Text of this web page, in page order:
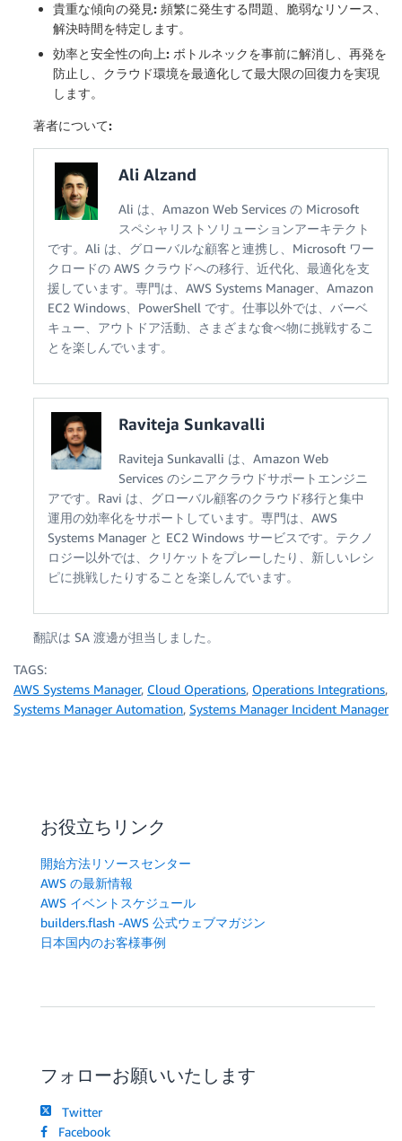
貴重な傾向の発見: 頻繁に発生する問題、脆弱なリソース、
解決時間を特定します。
効率と安全性の向上: ボトルネックを事前に解消し、再発を
防止し、クラウド環境を最適化して最大限の回復力を実現
します。
著者について:
Ali Alzand
Ali は、Amazon Web Services の Microsoft
スペシャリストソリューションアーキテクト
です。Ali は、グローバルな顧客と連携し、Microsoft ワー
クロードの AWS クラウドへの移行、近代化、最適化を支
援しています。専門は、AWS Systems Manager、Amazon
EC2 Windows、PowerShell です。仕事以外では、バーベ
キュー、アウトドア活動、さまざまな食べ物に挑戦するこ
とを楽しんでいます。
Raviteja Sunkavalli
Raviteja Sunkavalli は、Amazon Web
Services のシニアクラウドサポートエンジニ
アです。Ravi は、グローバル顧客のクラウド移行と集中
運用の効率化をサポートしています。専門は、AWS
Systems Manager と EC2 Windows サービスです。テクノ
ロジー以外では、クリケットをプレーしたり、新しいレシ
ピに挑戦したりすることを楽しんでいます。
翻訳は SA 渡邊が担当しました。
TAGS:
AWS Systems Manager, Cloud Operations, Operations Integrations,
Systems Manager Automation, Systems Manager Incident Manager
お役立ちリンク
開始方法リソースセンター
AWS の最新情報
AWS イベントスケジュール
builders.flash -AWS 公式ウェブマガジン
日本国内のお客様事例
フォローお願いいたします
Twitter
Facebook